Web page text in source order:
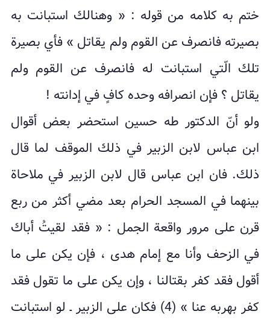
ختم به كلامه من قوله : « وهنالك استبانت به
بصيرته فانصرف عن القوم ولم يقاتل » فأي بصيرة
تلك الّتي استبانت له فانصرف عن القوم ولم
يقاتل ؟ فإن انصرافه وحده كافٍ في إدانته !
ولو أنّ الدكتور طه حسين استحضر بعض أقوال
ابن عباس لابن الزبير في ذلك الموقف لما قال
ذلك. فان ابن عباس قال لابن الزبير في ملاحاة
بينهما في المسجد الحرام بعد مضي أكثر من ربع
قرن على مرور واقعة الجمل : « فقد لقيتُ أباك
في الزحف وأنا مع إمام هدى ، فإن يكن على ما
أقول فقد كفر بقتالنا ، وإن يكن على ما تقول فقد
كفر بهربه عنا » (4) فكان على الزبير ـ لو استبانت